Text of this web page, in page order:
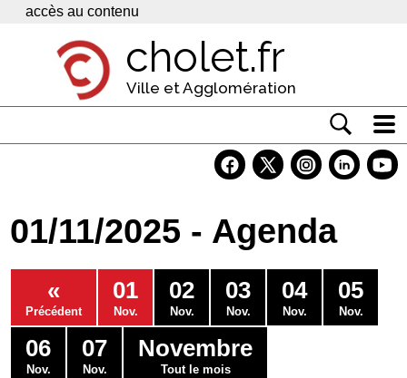
Panneau de gestion des cookies
accès au contenu
cholet.fr
Ville et Agglomération
Economie
Services
Contacts
01/11/2025 - Agenda
«
Précédent
01
Nov.
02
Nov.
03
Nov.
04
Nov.
05
Nov.
06
Nov.
07
Nov.
Novembre
Tout le mois